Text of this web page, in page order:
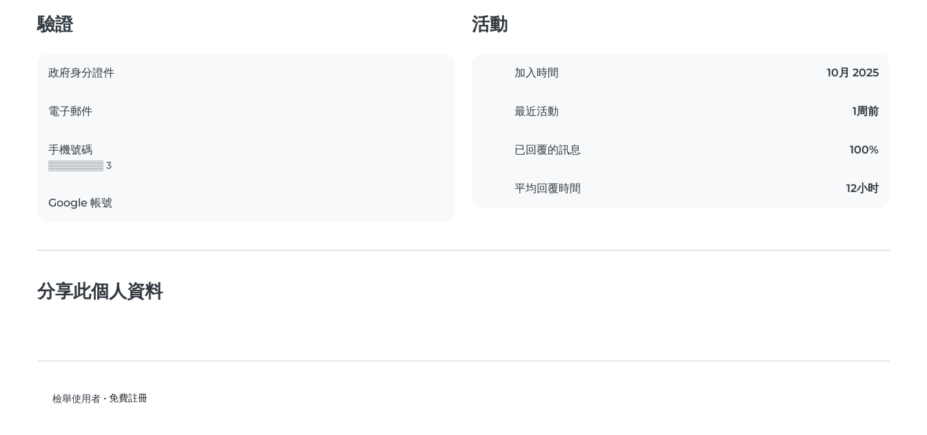
驗證
政府身分證件
電子郵件
手機號碼
▒▒▒▒▒▒▒▒ 3
Google 帳號
活動
加入時間 10月 2025
最近活動 1周前
已回覆的訊息 100%
平均回覆時間 12小时
分享此個人資料
檢舉使用者• 免費註冊